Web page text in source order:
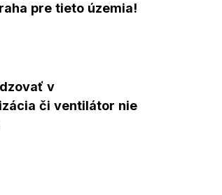
pre tieto územia!
v
či ventilátor nie